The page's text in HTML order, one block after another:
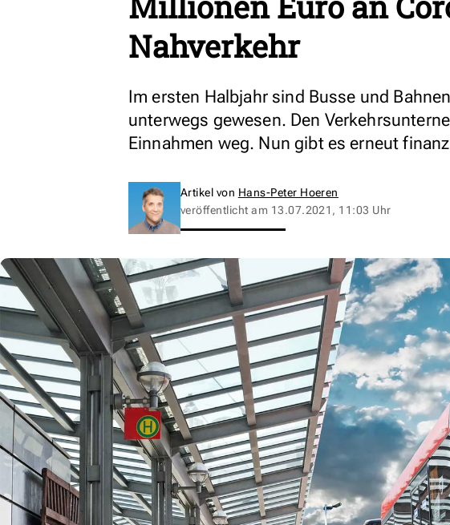
Nahverkehr
Im ersten Halbjahr sind Busse und
unterwegs gewesen. Den
Einnahmen weg. Nun gibt es erneut
Artikel von Hans-Peter Hoeren
veröffentlicht am 13.07.2021, 11:03 Uhr